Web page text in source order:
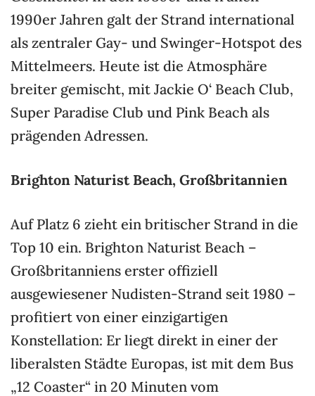
1990er Jahren galt der Strand international
als zentraler Gay- und Swinger-Hotspot des
Mittelmeers. Heute ist die Atmosphäre
breiter gemischt, mit Jackie O‘ Beach Club,
Super Paradise Club und Pink Beach als
prägenden Adressen.
Brighton Naturist Beach, Großbritannien
Auf Platz 6 zieht ein britischer Strand in die
Top 10 ein. Brighton Naturist Beach –
Großbritanniens erster offiziell
ausgewiesener Nudisten-Strand seit 1980 –
profitiert von einer einzigartigen
Konstellation: Er liegt direkt in einer der
liberalsten Städte Europas, ist mit dem Bus
„12 Coaster“ in 20 Minuten vom